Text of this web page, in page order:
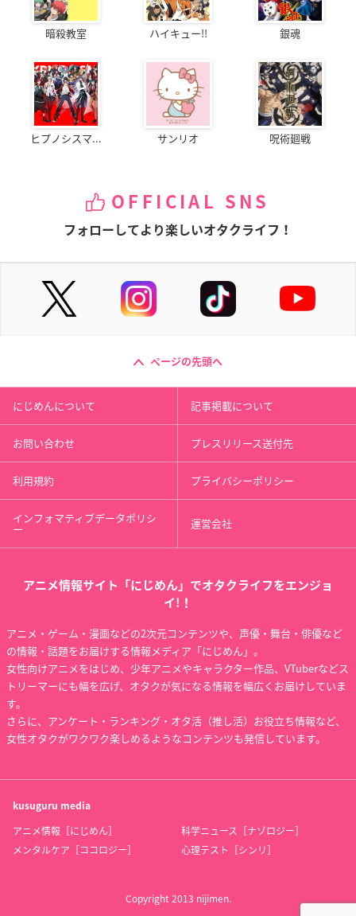
暗殺教室 ハイキュー!! 銀魂
ヒプノシスマ... サンリオ 呪術廻戦
OFFICIAL SNS
フォローしてより楽しいオタクライフ！
ページの先頭へ
にじめんについて 記事掲載について
お問い合わせ プレスリリース送付先
利用規約 プライバシーポリシー
インフォマティブデータポリシ
ー 運営会社
アニメ情報サイト「にじめん」でオタクライフをエンジョ
イ!！
アニメ・ゲーム・漫画などの2次元コンテンツや、声優・舞台・俳優など
の情報・話題をお届けする情報メディア「にじめん」。
女性向けアニメをはじめ、少年アニメやキャラクター作品、VTuberなどス
トリーマーにも幅を広げ、オタクが気になる情報を幅広くお届けしていま
す。
さらに、アンケート・ランキング・オタ活（推し活）お役立ち情報など、
女性オタクがワクワク楽しめるようなコンテンツも発信しています。
kusuguru media
アニメ情報［にじめん］
科学ニュース［ナゾロジー］
メンタルケア［ココロジー］
心理テスト［シンリ］
Copyright 2013 nijimen.